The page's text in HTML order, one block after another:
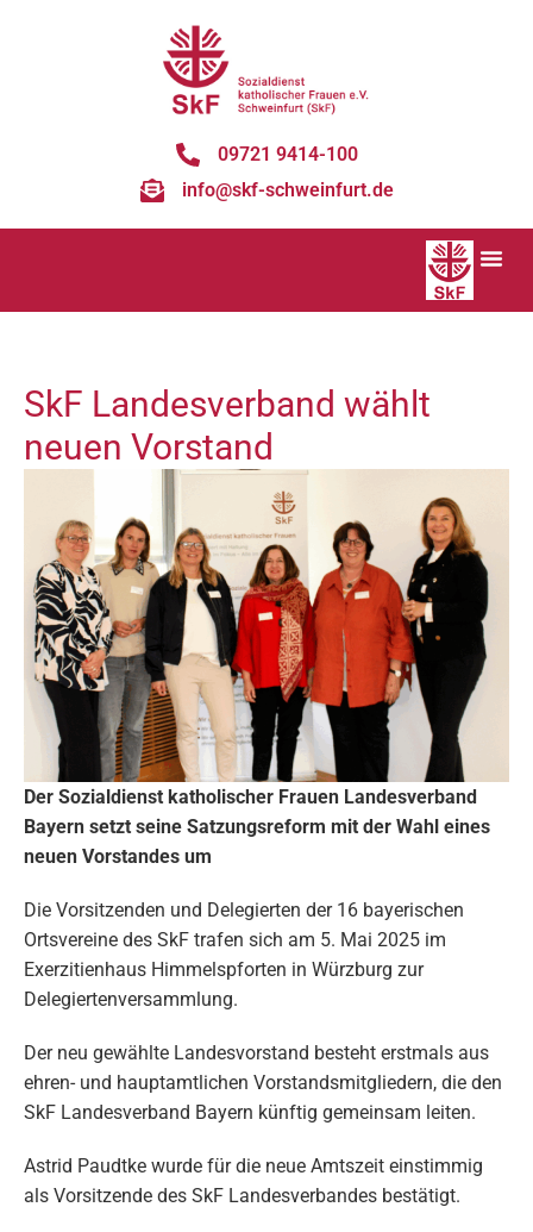
09721 9414-100
info@skf-schweinfurt.de
SkF Landesverband wählt
neuen Vorstand
Der Sozialdienst katholischer Frauen Landesverband
Bayern setzt seine Satzungsreform mit der Wahl eines
neuen Vorstandes um
Die Vorsitzenden und Delegierten der 16 bayerischen
Ortsvereine des SkF trafen sich am 5. Mai 2025 im
Exerzitienhaus Himmelspforten in Würzburg zur
Delegiertenversammlung.
Der neu gewählte Landesvorstand besteht erstmals aus
ehren- und hauptamtlichen Vorstandsmitgliedern, die den
SkF Landesverband Bayern künftig gemeinsam leiten.
Astrid Paudtke wurde für die neue Amtszeit einstimmig
als Vorsitzende des SkF Landesverbandes bestätigt.